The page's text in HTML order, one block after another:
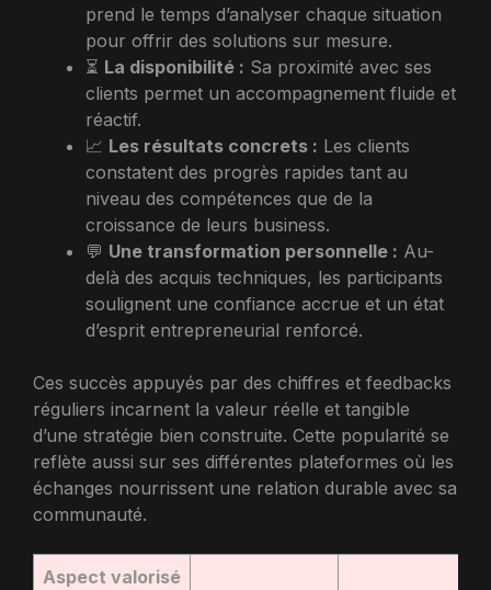
prend le temps d’analyser chaque situation
pour offrir des solutions sur mesure.
⏳ La disponibilité : Sa proximité avec ses
clients permet un accompagnement fluide et
réactif.
📈 Les résultats concrets : Les clients
constatent des progrès rapides tant au
niveau des compétences que de la
croissance de leurs business.
💬 Une transformation personnelle : Au-
delà des acquis techniques, les participants
soulignent une confiance accrue et un état
d’esprit entrepreneurial renforcé.
Ces succès appuyés par des chiffres et feedbacks
réguliers incarnent la valeur réelle et tangible
d’une stratégie bien construite. Cette popularité se
reflète aussi sur ses différentes plateformes où les
échanges nourrissent une relation durable avec sa
communauté.
Aspect valorisé